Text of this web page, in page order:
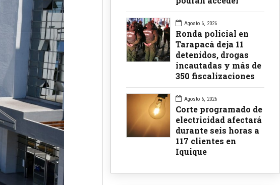
Agosto 6, 2026
Ronda policial en
Tarapacá deja 11
detenidos, drogas
incautadas y más de
350 fiscalizaciones
Agosto 6, 2026
Corte programado de
electricidad afectará
durante seis horas a
117 clientes en
Iquique